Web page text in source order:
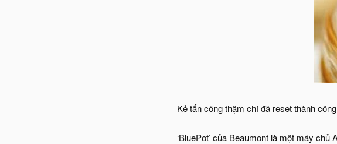
Kẻ tấn công thậm chí đã reset thành
‘BluePot’ của Beaumont là một máy